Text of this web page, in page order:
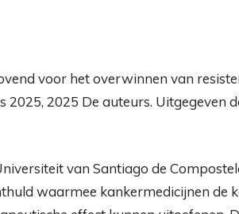
2025, 2025 De auteurs. Uitgegeven
van Santiago de
waarmee kankermedicijnen de